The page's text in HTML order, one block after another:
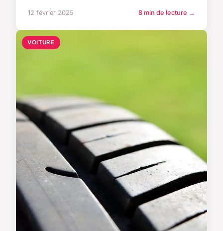
12 février 2025 8 min de lecture →
VOITURE